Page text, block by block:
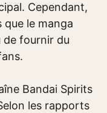
Cependant,
le manga
de fournir du
Bandai Spirits
les rapports